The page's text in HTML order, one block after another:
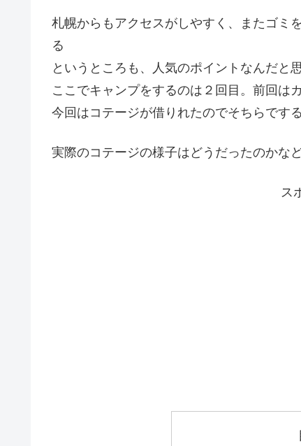
札幌からもアクセスがしやすく、またゴミ
る
というところも、人気のポイントなんだと思
ここでキャンプをするのは２回目。前回は
今回はコテージが借りれたのでそちらでする
実際のコテージの様子はどうだったのかな
ス